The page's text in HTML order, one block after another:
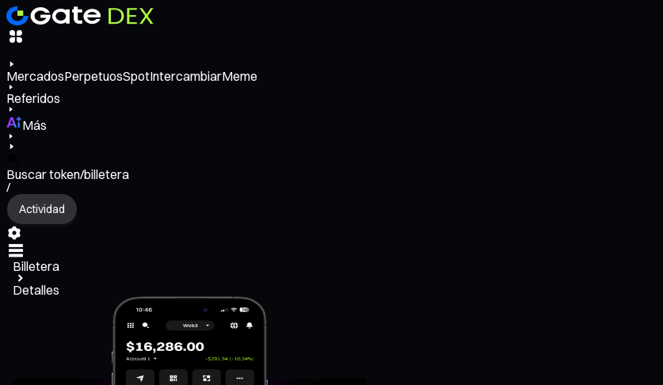
MercadosPerpetuosSpotIntercambiarMeme
Referidos
Más
Buscar token/billetera
/
Actividad
Billetera
Detalles